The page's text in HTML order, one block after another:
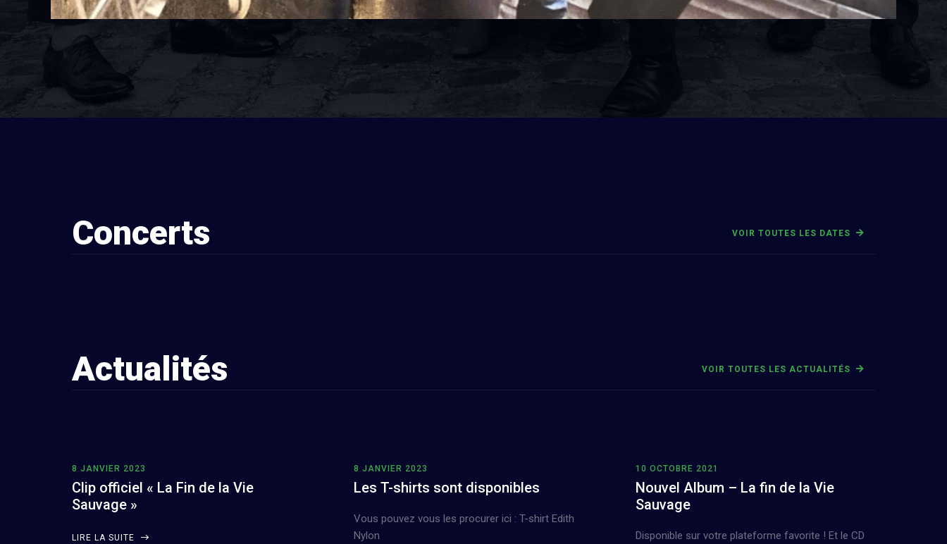
Concerts VOIR TOUTES LES DATES
Actualités VOIR TOUTES LES ACTUALITÉS
8 JANVIER 2023
Clip officiel « La Fin de la Vie
Sauvage »
LIRE LA SUITE
8 JANVIER 2023
Les T-shirts sont disponibles
Vous pouvez vous les procurer ici : T-shirt Edith
Nylon
10 OCTOBRE 2021
Nouvel Album – La fin de la Vie
Sauvage
Disponible sur votre plateforme favorite ! Et le CD